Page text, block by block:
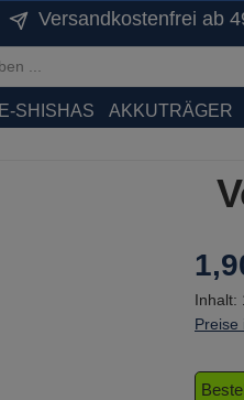
Versandkostenfrei ab
E-SHISHAS AKKUTRÄGER
Inhalt:
Preise